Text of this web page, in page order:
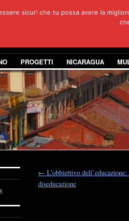
PROGETTI NICARAGUA
← L’obbiettivo dell’educazione:
diseducazione
sicuri che tu possa avere la